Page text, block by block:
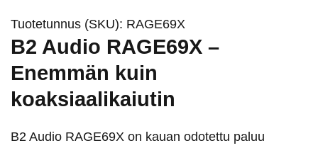
Tuotetunnus (SKU): RAGE69X
B2 Audio RAGE69X –
Enemmän kuin
koaksiaalikaiutin
B2 Audio RAGE69X on kauan odotettu paluu